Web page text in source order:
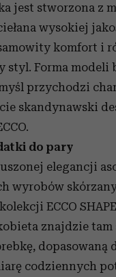
jest stworzona z
wysokiej
komfort i
styl. Forma modeli
przychodzi
skandynawski
do pary
elegancji
wyrobów
ECCO
znajdzie tam
dopasowaną
codziennych